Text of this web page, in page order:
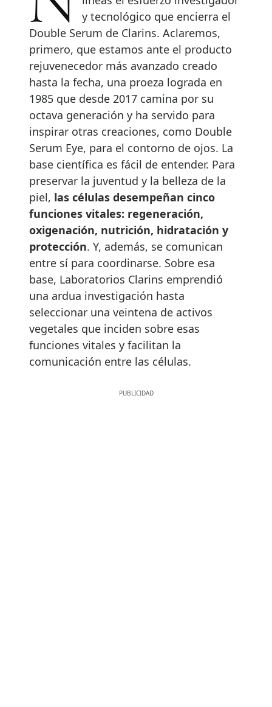
y tecnológico que encierra el
Double Serum de Clarins. Aclaremos,
primero, que estamos ante el producto
rejuvenecedor más avanzado creado
hasta la fecha, una proeza lograda en
1985 que desde 2017 camina por su
octava generación y ha servido para
inspirar otras creaciones, como Double
Serum Eye, para el contorno de ojos. La
base científica es fácil de entender. Para
preservar la juventud y la belleza de la
piel, las células desempeñan cinco
funciones vitales: regeneración,
oxigenación, nutrición, hidratación y
protección. Y, además, se comunican
entre sí para coordinarse. Sobre esa
base, Laboratorios Clarins emprendió
una ardua investigación hasta
seleccionar una veintena de activos
vegetales que inciden sobre esas
funciones vitales y facilitan la
comunicación entre las células.